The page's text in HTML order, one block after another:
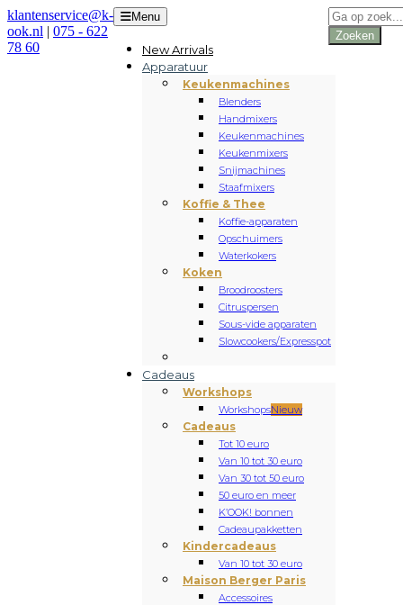
klantenservice@k-
ook.nl | 075 - 622
78 60
Menu
New Arrivals
Apparatuur
Keukenmachines
Blenders
Handmixers
Keukenmachines
Keukenmixers
Snijmachines
Staafmixers
Koffie & Thee
Koffie-apparaten
Opschuimers
Waterkokers
Koken
Broodroosters
Citruspersen
Sous-vide apparaten
Slowcookers/Expresspot
Cadeaus
Workshops
WorkshopsNieuw
Cadeaus
Tot 10 euro
Van 10 tot 30 euro
Van 30 tot 50 euro
50 euro en meer
K’OOK! bonnen
Cadeaupakketten
Kindercadeaus
Van 10 tot 30 euro
Maison Berger Paris
Accessoires
Producten
zoeken
Zoeken